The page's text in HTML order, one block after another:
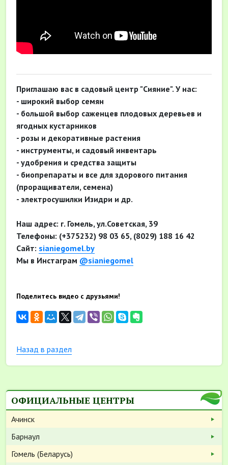
Приглашаю вас в садовый центр "Сияние". У нас:
- широкий выбор семян
- большой выбор саженцев плодовых деревьев и
ягодных кустарников
- розы и декоративные растения
- инструменты, и садовый инвентарь
- удобрения и средства защиты
- биопрепараты и все для здорового питания
(проращиватели, семена)
- электросушилки Изидри и др.
Наш адрес: г. Гомель, ул.Советская, 39
Телефоны: (+375232) 98 03 65, (8029) 188 16 42
Сайт: sianiegomel.by
Мы в Инстаграм @sianiegomel
Поделитесь видео с друзьями!
Назад в раздел
ОФИЦИАЛЬНЫЕ ЦЕНТРЫ
Ачинск
Барнаул
Гомель (Беларусь)